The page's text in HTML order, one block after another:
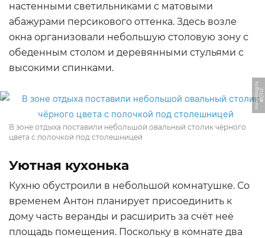
настенными светильниками с матовыми
абажурами персикового оттенка. Здесь возле
окна организовали небольшую столовую зону с
обеденным столом и деревянными стульями с
высокими спинками.
Ф
О
Т
О:
m
u
s
e
bl
o
g.
r
u
В зоне отдыха поставили небольшой овальный столик чёрного
цвета с полочкой под столешницей
Уютная кухонька
Кухню обустроили в небольшой комнатушке. Со
временем Антон планирует присоединить к
дому часть веранды и расширить за счёт неё
площадь помещения. Поскольку в комнате два